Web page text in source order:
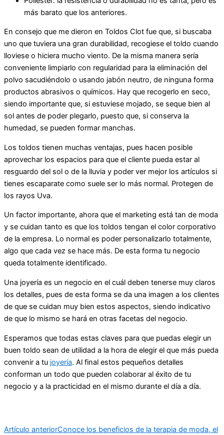
más barato que los anteriores.
En consejo que me dieron en Toldos Clot fue que, si buscaba
uno que tuviera una gran durabilidad, recogiese el toldo cuando
lloviese o hiciera mucho viento. De la misma manera sería
conveniente limpiarlo con regularidad para la eliminación del
polvo sacudiéndolo o usando jabón neutro, de ninguna forma
productos abrasivos o químicos. Hay que recogerlo en seco,
siendo importante que, si estuviese mojado, se seque bien al
sol antes de poder plegarlo, puesto que, si conserva la
humedad, se pueden formar manchas.
Los toldos tienen muchas ventajas, pues hacen posible
aprovechar los espacios para que el cliente pueda estar al
resguardo del sol o de la lluvia y poder ver mejor los artículos si
tienes escaparate como suele ser lo más normal. Protegen de
los rayos Uva.
Un factor importante, ahora que el marketing está tan de moda
y se cuidan tanto es que los toldos tengan el color corporativo
de la empresa. Lo normal es poder personalizarlo totalmente,
algo que cada vez se hace más. De esta forma tu negocio
queda totalmente identificado.
Una joyería es un negocio en el cuál deben tenerse muy claros
los detalles, pues de esta forma se da una imagen a los clientes
de que se cuidan muy bien estos aspectos, siendo indicativo
de que lo mismo se hará en otras facetas del negocio.
Esperamos que todas estas claves para que puedas elegir un
buen toldo sean de utilidad a la hora de elegir el que más pueda
convenir a tu joyería. Al final estos pequeños detalles
conforman un todo que pueden colaborar al éxito de tu
negocio y a la practicidad en el mismo durante el día a día.
Artículo anteriorConoce los beneficios de la terapia de moda, el